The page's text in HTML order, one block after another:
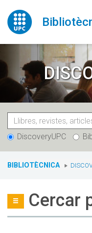
contingut
DiscoveryUPC
You
BIBLIOTÈCNICA
Cercar